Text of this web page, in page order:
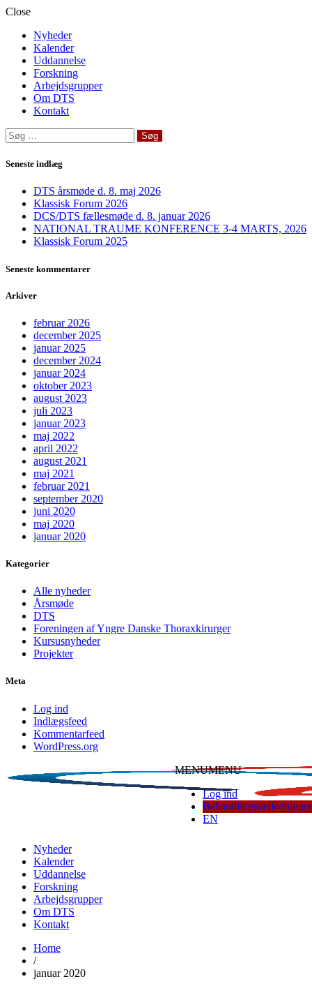
Close
Nyheder
Kalender
Uddannelse
Forskning
Arbejdsgrupper
Om DTS
Kontakt
Søg
efter:
Seneste indlæg
DTS årsmøde d. 8. maj 2026
Klassisk Forum 2026
DCS/DTS fællesmøde d. 8. januar 2026
NATIONAL TRAUME KONFERENCE 3-4 MARTS, 2026
Klassisk Forum 2025
Seneste kommentarer
Arkiver
februar 2026
december 2025
januar 2025
december 2024
januar 2024
oktober 2023
august 2023
juli 2023
januar 2023
maj 2022
april 2022
august 2021
maj 2021
februar 2021
september 2020
juni 2020
maj 2020
januar 2020
Kategorier
Alle nyheder
Årsmøde
DTS
Foreningen af Yngre Danske Thoraxkirurger
Kursusnyheder
Projekter
Meta
Log ind
Indlægsfeed
Kommentarfeed
WordPress.org
MENUMENU
Log ind
Behandlingsvejledninger
EN
Nyheder
Kalender
Uddannelse
Forskning
Arbejdsgrupper
Om DTS
Kontakt
Home
/
januar 2020